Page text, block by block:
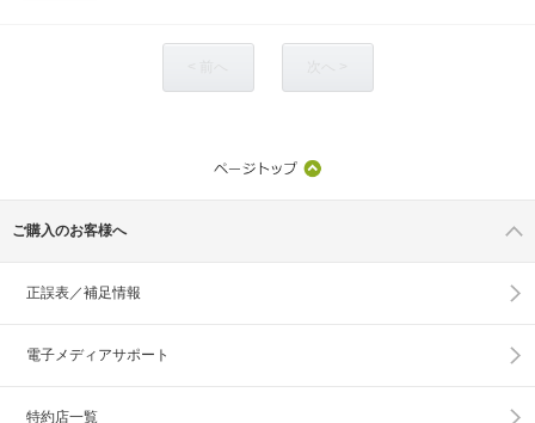
ご購入のお客様へ
正誤表／補足情報
電子メディアサポート
特約店一覧